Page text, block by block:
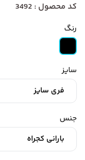
کد محصول : 3492
رنگ
سایز
فری سایز
جنس
بارانی کجراه